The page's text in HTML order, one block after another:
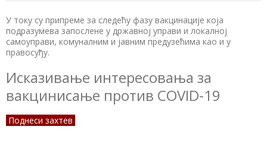
У току су припреме за следећу фазу вакцинације која
подразумева запослене у државној управи и локалној
самоуправи, комуналним и јавним предузећима као и у
правосуђу.
Исказивање интересовања за
вакцинисање против COVID-19
Поднеси захтев